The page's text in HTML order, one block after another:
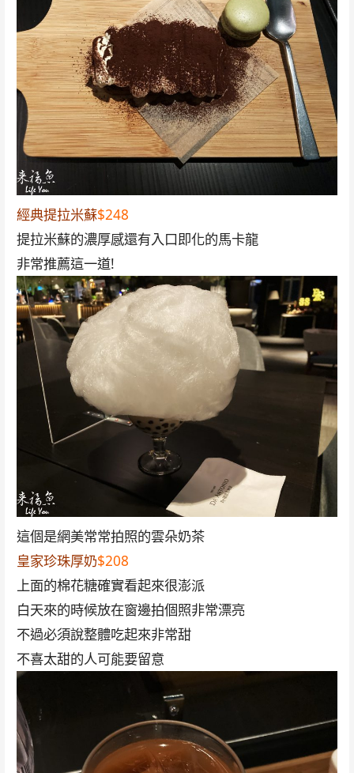
經典提拉米蘇$248
提拉米蘇的濃厚感還有入口即化的馬卡龍
非常推薦這一道!
這個是網美常常拍照的雲朵奶茶
皇家珍珠厚奶$208
上面的棉花糖確實看起來很澎派
白天來的時候放在窗邊拍個照非常漂亮
不過必須說整體吃起來非常甜
不喜太甜的人可能要留意